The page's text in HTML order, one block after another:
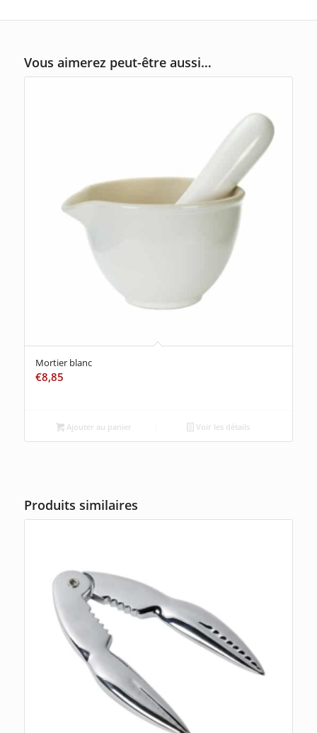
Vous aimerez peut-être aussi…
Mortier blanc
€8,85
Ajouter au panier Voir les détails
Produits similaires